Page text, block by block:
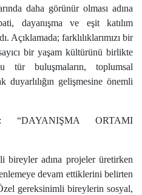
daha görünür olması adına
dayanışma ve eşit katılım
Açıklamada; farklılıklarımızı bir
bir yaşam kültürünü birlikte
tür buluşmaların, toplumsal
duyarlılığın gelişmesine önemli
“DAYANIŞMA ORTAMI
adına projeler üretirken
devam ettiklerini belirten
gereksinimli bireylerin sosyal,